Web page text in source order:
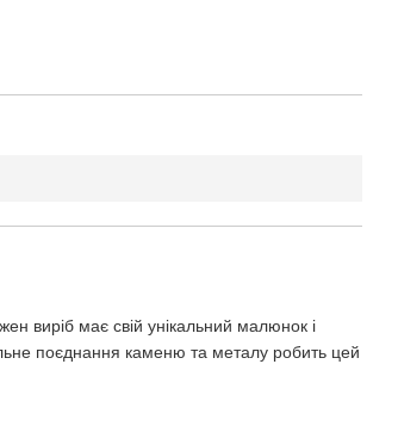
виріб має свій унікальний малюнок і
поєднання каменю та металу робить цей